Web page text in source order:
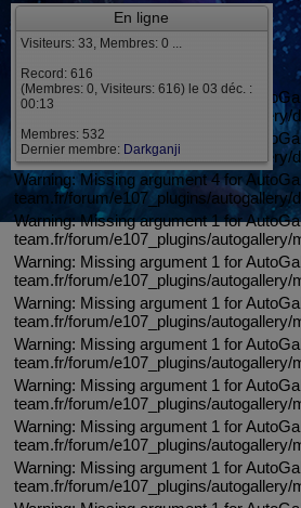
En ligne
Visiteurs: 33, Membres: 0 ...
Record: 616
(Membres: 0, Visiteurs: 616) le 03 déc. :
00:13
Membres: 532
Dernier membre: Darkganji
PHP Errors:
Warning: Missing argument 2 for
team.fr/forum/e107_plugins/autogallery/
Warning: Missing argument 3 for
team.fr/forum/e107_plugins/autogallery/
Warning: Missing argument 4 for
team.fr/forum/e107_plugins/autogallery/
Warning: Missing argument 1 for
team.fr/forum/e107_plugins/autogallery/
Warning: Missing argument 1 for
team.fr/forum/e107_plugins/autogallery/
Warning: Missing argument 1 for
team.fr/forum/e107_plugins/autogallery/
Warning: Missing argument 1 for
team.fr/forum/e107_plugins/autogallery/
Warning: Missing argument 1 for
team.fr/forum/e107_plugins/autogallery/
Warning: Missing argument 1 for
team.fr/forum/e107_plugins/autogallery/
Warning: Missing argument 1 for
team.fr/forum/e107_plugins/autogallery/